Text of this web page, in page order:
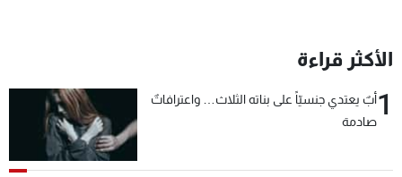
الأكثر قراءة
1أبٌ يعتدي جنسيّاً على بناته الثلاث… واعترافاتٌ
صادمة